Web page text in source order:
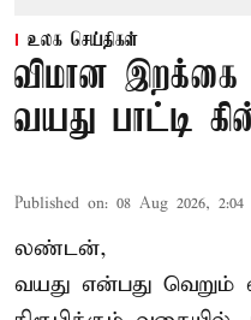
உலக செய்திகள்
விமான இறக்கை
வயது பாட்டி
Published on: 08 Aug 2026, 2:04
லண்டன்,
வயது என்பது